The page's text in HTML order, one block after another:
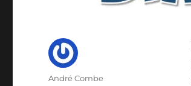
Auteur
André Combe